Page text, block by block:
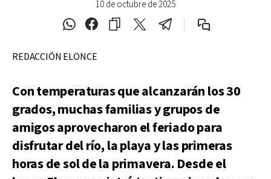
10 de octubre de 2025
REDACCIÓN ELONCE
Con temperaturas que alcanzarán los 30
grados, muchas familias y grupos de
amigos aprovecharon el feriado para
disfrutar del río, la playa y las primeras
horas de sol de la primavera. Desde el